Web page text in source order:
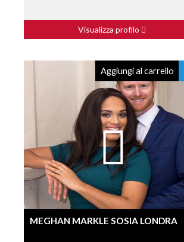
Visualizza profilo
Aggiungi al carrello
MEGHAN MARKLE SOSIA LONDRA